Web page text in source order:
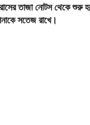
তাজা নোটস থেকে শুরু
সতেজ রাখে।